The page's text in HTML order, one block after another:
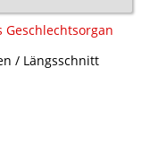
Geschlechtsorgan
/ Längsschnitt